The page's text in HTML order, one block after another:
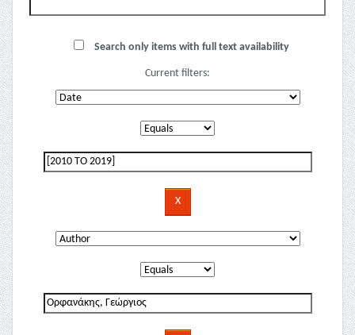
Search only items with full text availability
Current filters: